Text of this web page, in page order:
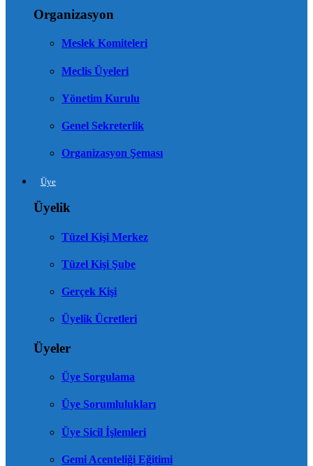
Organizasyon
Meslek Komiteleri
Meclis Üyeleri
Yönetim Kurulu
Genel Sekreterlik
Organizasyon Şeması
Üye
Üyelik
Tüzel Kişi Merkez
Tüzel Kişi Şube
Gerçek Kişi
Üyelik Ücretleri
Üyeler
Üye Sorgulama
Üye Sorumlulukları
Üye Sicil İşlemleri
Gemi Acenteliği Eğitimi